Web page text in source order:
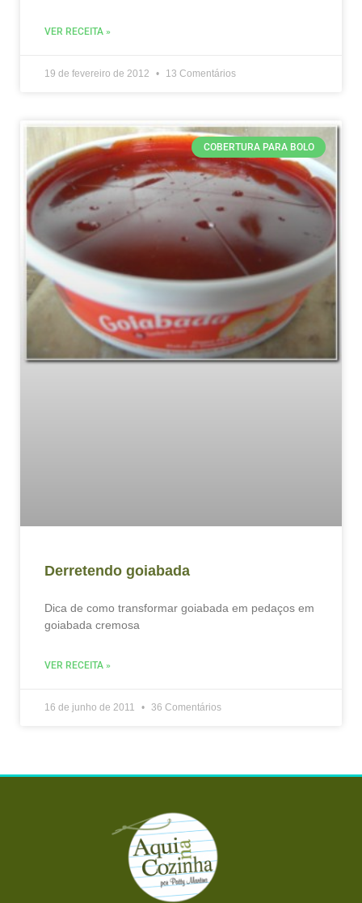
VER RECEITA »
19 de fevereiro de 2012 13 Comentários
COBERTURA PARA BOLO
Derretendo goiabada
Dica de como transformar goiabada em pedaços em
goiabada cremosa
VER RECEITA »
16 de junho de 2011 36 Comentários